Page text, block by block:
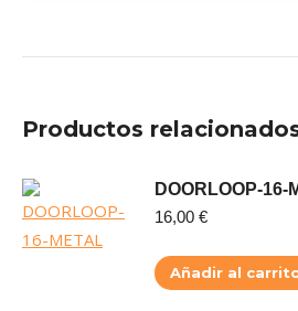
Productos
DOORLOOP-16-
16,00 €
Añadir al